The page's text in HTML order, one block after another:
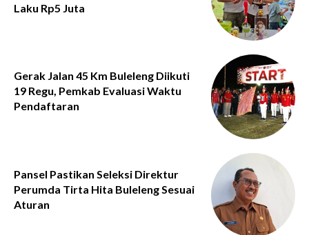
Laku Rp5 Juta
Gerak Jalan 45 Km Buleleng Diikuti
19 Regu, Pemkab Evaluasi Waktu
Pendaftaran
Pansel Pastikan Seleksi Direktur
Perumda Tirta Hita Buleleng Sesuai
Aturan